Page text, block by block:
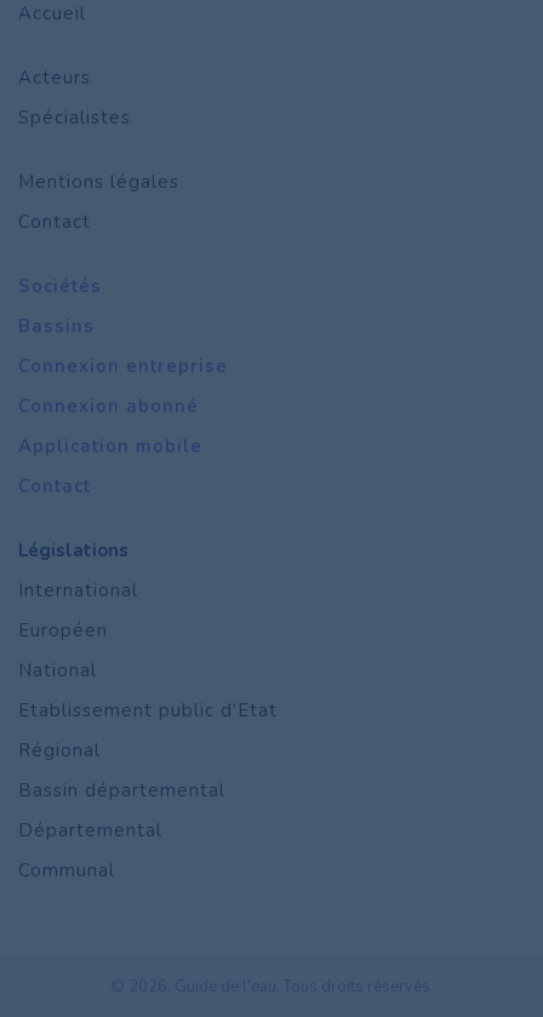
Accueil
Acteurs
Spécialistes
Mentions légales
Contact
Sociétés
Bassins
Connexion entreprise
Connexion abonné
Application mobile
Contact
Législations
International
Européen
National
Etablissement public d'Etat
Régional
Bassin départemental
Départemental
Communal